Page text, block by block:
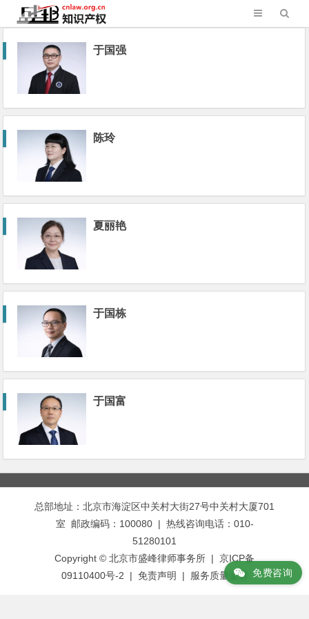
于国强
陈玲
夏丽艳
于国栋
于国富
总部地址：北京市海淀区中关村大街27号中关村大厦701
室 邮政编码：100080 | 热线咨询电话：010-
51280101
Copyright © 北京市盛峰律师事务所 | 京ICP备
09110400号-2 | 免责声明 | 服务质量监督 免费咨询